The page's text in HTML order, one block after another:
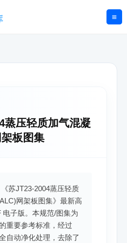
蒸压轻质加气混凝
板图集
《苏JT23-2004蒸压轻质
网架板图集》最新高
电子版。本规范/图集为
重要参考标准，经过
自动净化处理，去除了